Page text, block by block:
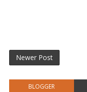
Newer Post
BLOGGER